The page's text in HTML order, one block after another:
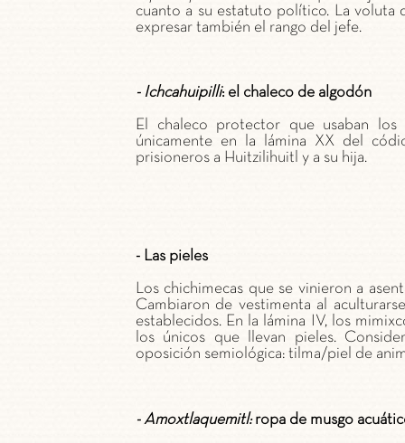
cuanto a su estatuto político. La voluta
expresar también el rango del jefe.
- Ichcahuipilli: el chaleco de algodón
El chaleco protector que usaban
únicamente en la lámina XX del
prisioneros a Huitzilihuitl y a su hija.
- Las pieles
Los chichimecas que se vinieron a
Cambiaron de vestimenta al
establecidos. En la lámina IV, los
los únicos que llevan pieles.
oposición semiológica: tilma/piel de
- Amoxtlaquemitl:ropa de musgo